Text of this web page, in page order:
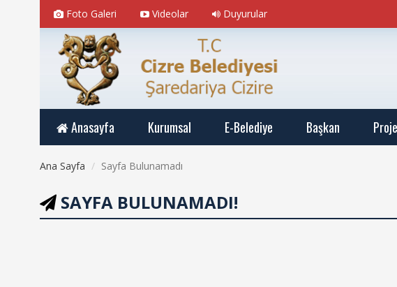
Foto Galeri Videolar Duyurular
Anasayfa Kurumsal E-Belediye Başkan
Ana Sayfa Sayfa Bulunamadı
SAYFA BULUNAMADI!